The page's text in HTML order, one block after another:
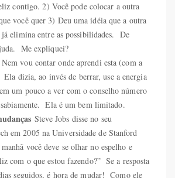
contigo. 2) Você pode colocar a outra
você quer 3) Deu uma idéia que a outra
já elimina entre as possibilidades. De
Me expliquei?
vou contar onde aprendi esta (com a
dizia, ao invés de berrar, use a energia
um pouco a ver com o conselho número
Ela é um bem limitado.
Steve Jobs disse no seu
em 2005 na Universidade de Stanford
você deve se olhar no espelho e
com o que estou fazendo?” Se a resposta
seguidos, é hora de mudar! Como ele